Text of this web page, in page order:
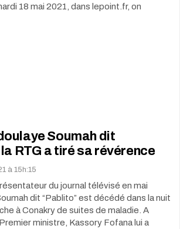
18 mai 2021, dans lepoint.fr, on
Soumah dit
RTG a tiré sa révérence
à 15h:15
du journal télévisé en mai
dit “Pablito” est décédé dans la nuit
à Conakry de suites de maladie. A
ministre, Kassory Fofana lui a